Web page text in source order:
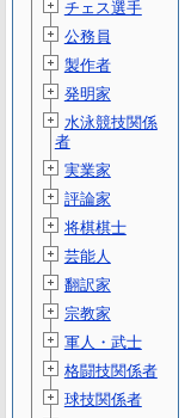
チェス選手
公務員
製作者
発明家
水泳競技関係
者
実業家
評論家
将棋棋士
芸能人
翻訳家
宗教家
軍人・武士
格闘技関係者
球技関係者